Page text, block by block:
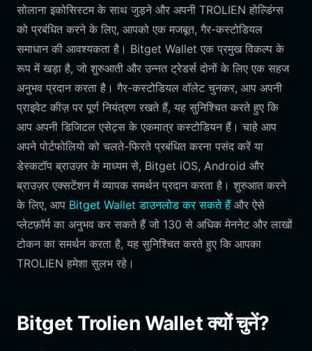
सोलाना इकोसिस्टम के साथ जुड़ने और अपनी TROLIEN होल्डिंग्स
को प्रबंधित करने के लिए, आपको एक मजबूत, गैर-कस्टोडियल
समाधान की आवश्यकता है। Bitget Wallet एक प्रमुख विकल्प के
रूप में खड़ा है, जो शुरुआती और उन्नत ट्रेडर्स दोनों के लिए एक सहज
अनुभव प्रदान करता है। गैर-कस्टोडियल वॉलेट चुनकर, आप अपनी
प्राइवेट कीज़ पर पूर्ण नियंत्रण रखते हैं, यह सुनिश्चित करते हुए कि
आप अपनी डिजिटल एसेट्स के एकमात्र कस्टोडियन हैं। चाहे आप
अपने पोर्टफोलियो को चलते-फिरते प्रबंधित करना पसंद करें या
डेस्कटॉप ब्राउज़र के माध्यम से, Bitget iOS, Android और
ब्राउज़र एक्सटेंशन में व्यापक समर्थन प्रदान करता है। शुरुआत करने
के लिए, आप Bitget Wallet डाउनलोड कर सकते हैंऔर ऐसे
प्लेटफ़ॉर्म का अनुभव कर सकते हैं जो 130 से अधिक मेननेट और लाखों
टोकन का समर्थन करता है, यह सुनिश्चित करते हुए कि आपका
TROLIEN हमेशा सुलभ रहे।
Bitget Trolien Wallet क्यों चुनें?